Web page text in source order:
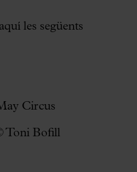
les següents
Circus
Toni Bofill